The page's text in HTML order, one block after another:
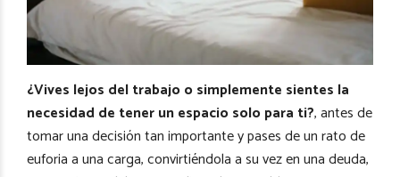
¿Vives lejos del trabajo o simplemente sientes la
necesidad de tener un espacio solo para ti?, antes de
tomar una decisión tan importante y pases de un rato de
euforia a una carga, convirtiéndola a su vez en una deuda,